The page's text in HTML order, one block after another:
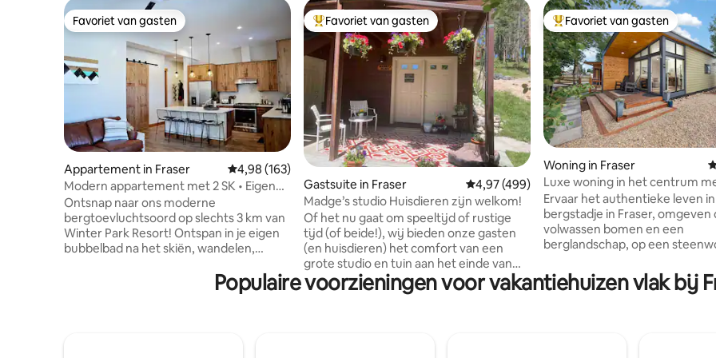
Favoriet van gasten
Favoriet van gasten
Appartement in Fraser Gemiddelde beoordeling van 4,98 uit 5, 163 recensies
4,98 (163)
Modern appartement met 2 SK • Eigen
hottub • Dicht bij Winter Park
Ontsnap naar ons moderne
bergtoevluchtsoord op slechts 3 km van
Winter Park Resort! Ontspan in je eigen
bubbelbad na het skiën, wandelen,
de gratis pendeldienst, met plafonds van
3 meter hoog, een kingsize bed, een
Topfavoriet van gasten
Favoriet van gasten
Gastsuite in Fraser Gemiddelde beoordeling van 4,97 uit 5, 499
4,97 (499)
Madge’s studio Huisdieren zijn welkom!
Of het nu gaat om speeltijd of rustige
tijd (of beide!), wij bieden onze gasten
(en huisdieren) het comfort van een
grote studio en tuin aan het einde van
een doodlopende straat. Je bevindt je in
een prachtige bergomgeving met
Topfavoriet van gasten
Favoriet van gasten
Woning in Fraser
Luxe woning in het centrum
privésauna en fietsen
Ervaar het authentieke leven
bergstadje in Fraser, omgeven
volwassen bomen en een
berglandschap, op een
koffiehuizen, boodschappen
naar Winter Park en Denver. Zorgvuldig
Populaire voorzieningen voor vakantiehuizen vlak bij